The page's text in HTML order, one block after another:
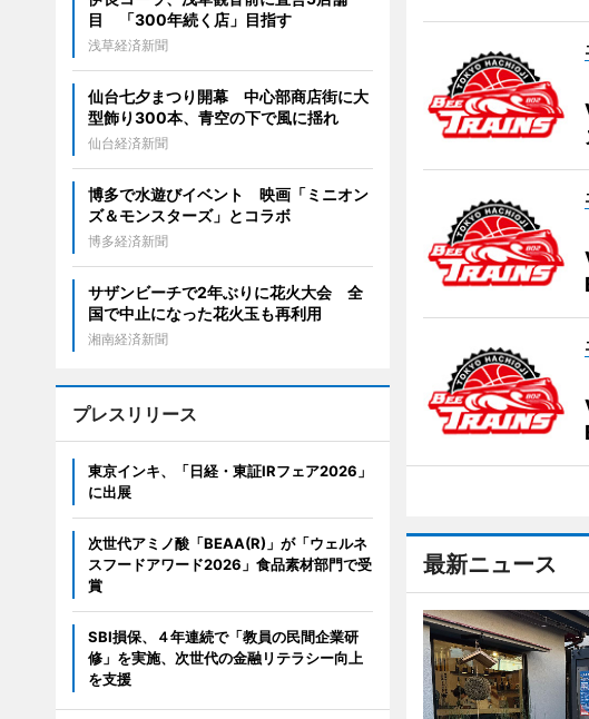
最新ニュース
目 「300年続く店」目指す
浅草経済新聞
仙台七夕まつり開幕 中心部商店街に大
型飾り300本、青空の下で風に揺れ
仙台経済新聞
博多で水遊びイベント 映画「ミニオン
ズ＆モンスターズ」とコラボ
博多経済新聞
サザンビーチで2年ぶりに花火大会 全
国で中止になった花火玉も再利用
湘南経済新聞
プレスリリース
東京インキ、「日経・東証IRフェア2026」
に出展
次世代アミノ酸「BEAA(R)」が「ウェルネ
スフードアワード2026」食品素材部門で受
賞
SBI損保、４年連続で「教員の民間企業研
修」を実施、次世代の金融リテラシー向上
を支援